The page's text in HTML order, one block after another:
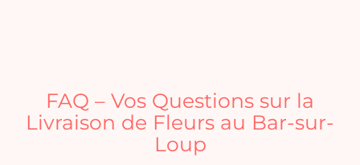
FAQ – Vos Questions sur la
Livraison de Fleurs au Bar-sur-
Loup